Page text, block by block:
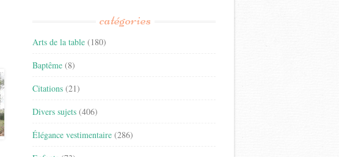
catégories
Arts de la table (180)
Baptême (8)
Citations (21)
Divers sujets (406)
Élégance vestimentaire (286)